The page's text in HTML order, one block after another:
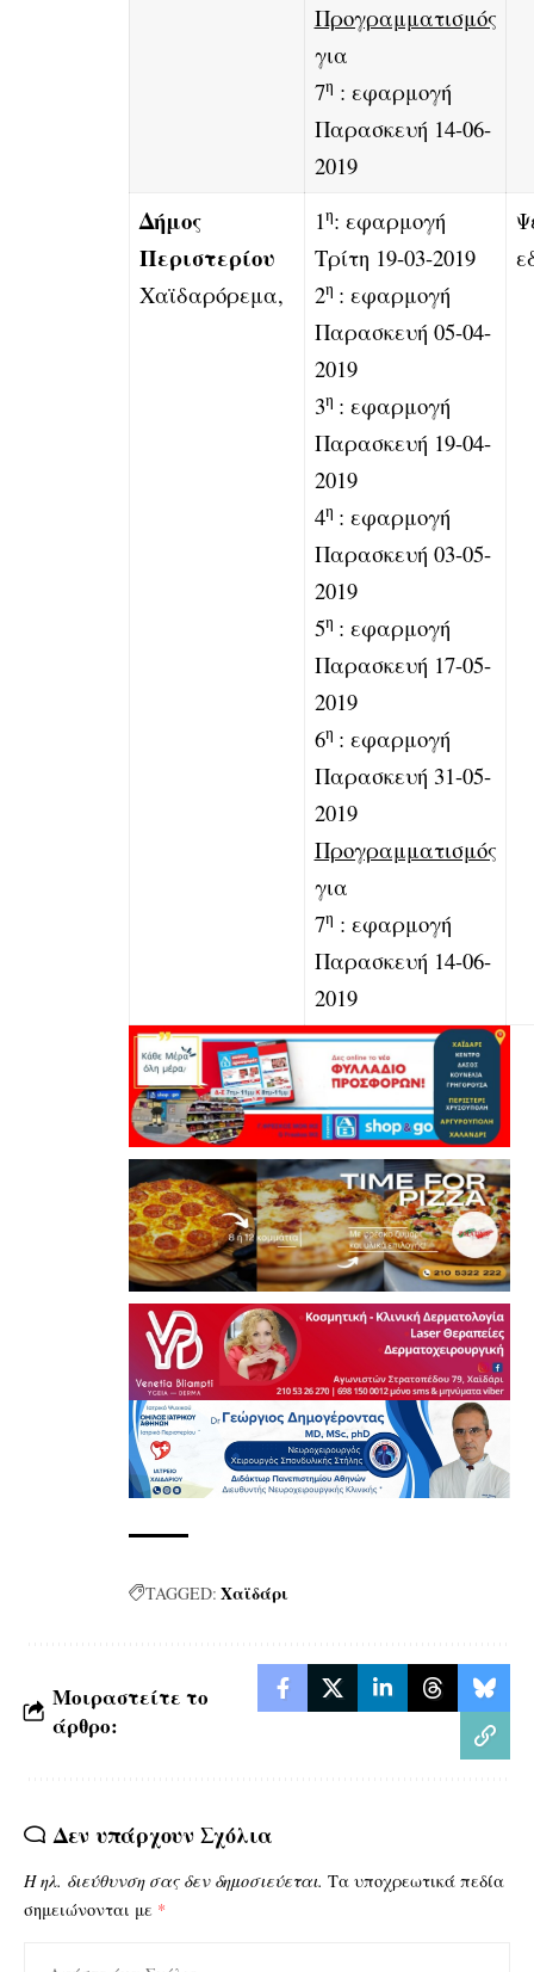
Προγραμματισμός
για
7η : εφαρμογή
Παρασκευή 14-06-
2019
Δήμος
Περιστερίου
Χαϊδαρόρεμα,
1η: εφαρμογή
Τρίτη 19-03-2019
2η : εφαρμογή
Παρασκευή 05-04-
2019
3η : εφαρμογή
Παρασκευή 19-04-
2019
4η : εφαρμογή
Παρασκευή 03-05-
2019
5η : εφαρμογή
Παρασκευή 17-05-
2019
6η : εφαρμογή
Παρασκευή 31-05-
2019
Προγραμματισμός
για
7η : εφαρμογή
Παρασκευή 14-06-
2019
TAGGED: Χαϊδάρι
Μοιραστείτε το
άρθρο:
Δεν υπάρχουν Σχόλια
Η ηλ. διεύθυνση σας δεν δημοσιεύεται. Τα υποχρεωτικά πεδία
σημειώνονται με *